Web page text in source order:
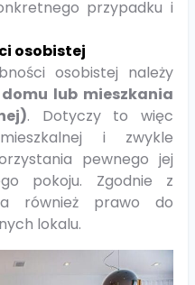
przypadku i
osobistej
osobistej należy
lub mieszkania
. Dotyczy to więc
i zwykle
pewnego jej
pokoju. Zgodnie z
również prawo do
lokalu.